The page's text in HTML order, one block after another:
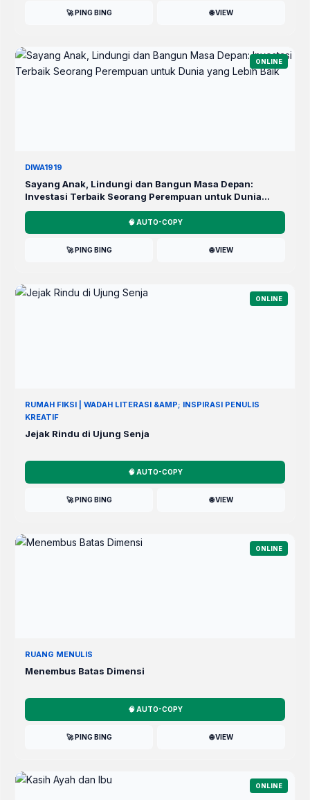
🚀 PING BING 🌐 VIEW
ONLINE
DIWA1919
Sayang Anak, Lindungi dan Bangun Masa Depan:
Investasi Terbaik Seorang Perempuan untuk Dunia
yang Lebih Baik
🧠 AUTO-COPY
🚀 PING BING 🌐 VIEW
ONLINE
RUMAH FIKSI | WADAH LITERASI &AMP; INSPIRASI PENULIS
KREATIF
Jejak Rindu di Ujung Senja
🧠 AUTO-COPY
🚀 PING BING 🌐 VIEW
ONLINE
RUANG MENULIS
Menembus Batas Dimensi
🧠 AUTO-COPY
🚀 PING BING 🌐 VIEW
ONLINE